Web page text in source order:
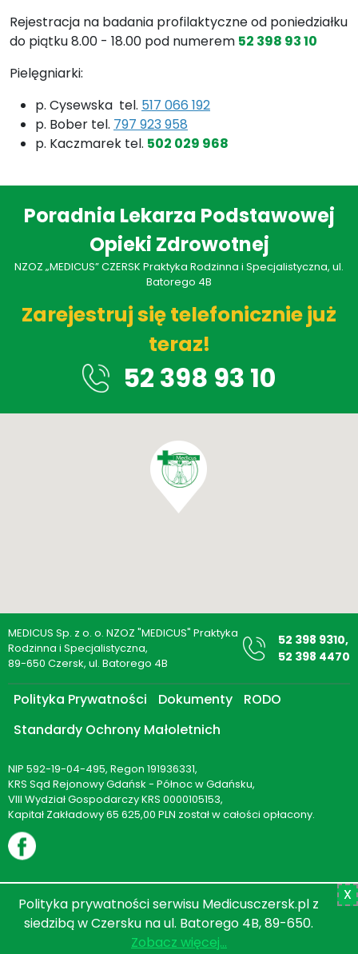
Rejestracja na badania profilaktyczne od poniedziałku
do piątku 8.00 - 18.00 pod numerem 52 398 93 10
Pielęgniarki:
p. Cysewska tel. 517 066 192
p. Bober tel. 797 923 958
p. Kaczmarek tel. 502 029 968
Poradnia Lekarza Podstawowej
Opieki Zdrowotnej
NZOZ „MEDICUS” CZERSK Praktyka Rodzinna i Specjalistyczna, ul.
Batorego 4B
Zarejestruj się telefonicznie już
teraz!
52 398 93 10
MEDICUS Sp. z o. o. NZOZ "MEDICUS" Praktyka
Rodzinna i Specjalistyczna,
89-650 Czersk, ul. Batorego 4B
52 398 9310,
52 398 4470
Polityka Prywatności Dokumenty
RODO
Standardy Ochrony Małoletnich
NIP 592-19-04-495, Regon 191936331,
KRS Sąd Rejonowy Gdańsk - Północ w Gdańsku,
VIII Wydział Gospodarczy KRS 0000105153,
Kapitał Zakładowy 65 625,00 PLN został w całości opłacony.
©2025 MEDICUS Sp. z o. o. Wszelkie prawa zastrzeżone.
Projekt i realizacja: inpero.pl
X
Polityka prywatności serwisu Medicusczersk.pl z
siedzibą w Czersku na ul. Batorego 4B, 89-650.
Zobacz więcej...